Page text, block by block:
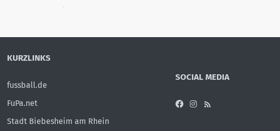
KURZLINKS
fussball.de
FuPa.net
Stadt Biebesheim am Rhein
SOCIAL MEDIA